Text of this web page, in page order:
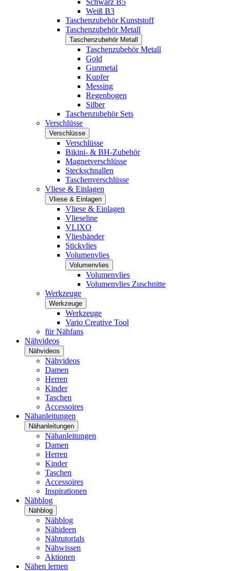
Schwarz B5
Weiß B3
Taschenzubehör Kunststoff
Taschenzubehör Metall
Taschenzubehör Metall
Taschenzubehör Metall
Gold
Gunmetal
Kupfer
Messing
Regenbogen
Silber
Taschenzubehör Sets
Verschlüsse
Verschlüsse
Verschlüsse
Bikini- & BH-Zubehör
Magnetverschlüsse
Steckschnallen
Taschenverschlüsse
Vliese & Einlagen
Vliese & Einlagen
Vliese & Einlagen
Vlieseline
VLIXO
Vliesbänder
Stickvlies
Volumenvlies
Volumenvlies
Volumenvlies
Volumenvlies Zuschnitte
Werkzeuge
Werkzeuge
Werkzeuge
Vario Creative Tool
für Nähfans
Nähvideos
Nähvideos
Nähvideos
Damen
Herren
Kinder
Taschen
Accessoires
Nähanleitungen
Nähanleitungen
Nähanleitungen
Damen
Herren
Kinder
Taschen
Accessoires
Inspirationen
Nähblog
Nähblog
Nähblog
Nähideen
Nähtutorials
Nähwissen
Aktionen
Nähen lernen